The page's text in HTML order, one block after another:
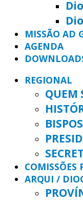
MISSÃO AD
AGENDA
REGIONAL
QUEM
BISPOS
COMISSÕES
ARQUI /